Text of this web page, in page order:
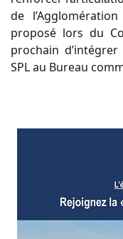
de
proposé lors du
prochain
SPL au Bureau